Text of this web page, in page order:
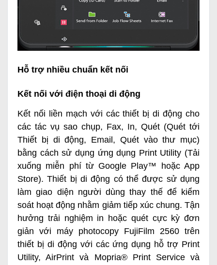
Hỗ trợ nhiều chuẩn kết nối
Kết nối với điện thoại di động
Kết nối liền mạch với các thiết bị di động cho
các tác vụ sao chụp, Fax, In, Quét (Quét tới
Thiết bị di động, Email, Quét vào thư mục)
bằng cách sử dụng ứng dụng Print Utility (Tải
xuống miễn phí từ Google Play™ hoặc App
Store). Thiết bị di động có thể được sử dụng
làm giao diện người dùng thay thế để kiểm
soát hoạt động nhằm giảm tiếp xúc chung. Tận
hưởng trải nghiệm in hoặc quét cực kỳ đơn
giản với máy photocopy FujiFilm 2560 trên
thiết bị di động với các ứng dụng hỗ trợ Print
Utility, AirPrint và Mopria® Print Service và